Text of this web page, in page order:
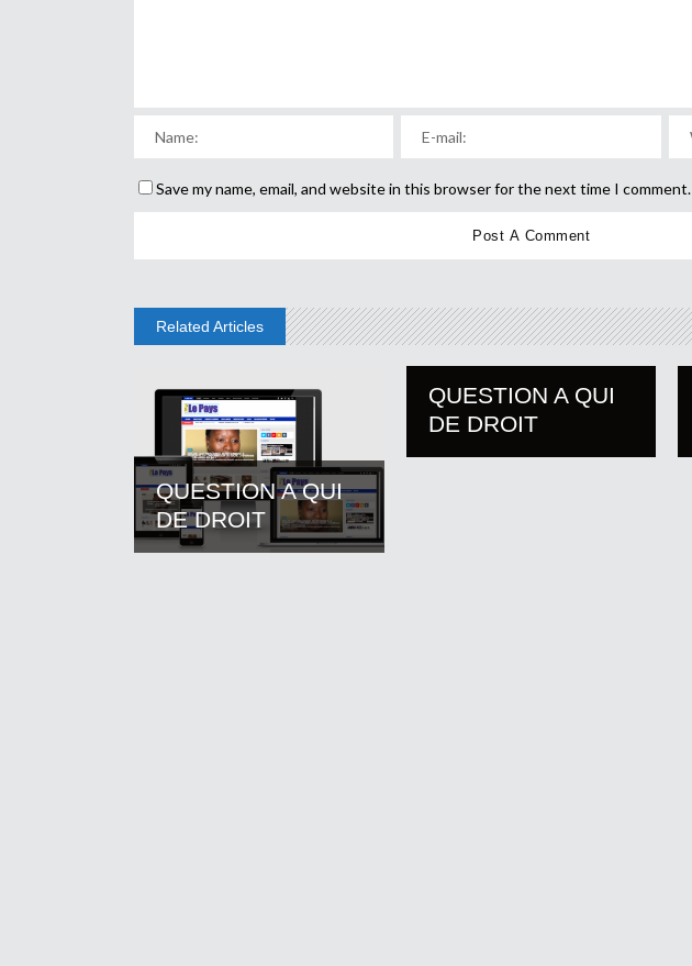
Save my name, email, and website in this browser for the next time I comment.
Related Articles
QUESTION A QUI
DE DROIT
QUESTION A QUI
DE DROIT